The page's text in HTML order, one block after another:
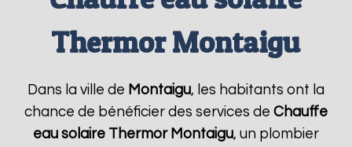
Thermor Montaigu
Dans la ville de Montaigu, les habitants ont la
chance de bénéficier des services de Chauffe
eau solaire Thermor Montaigu, un plombier